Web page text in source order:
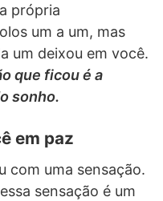
própria
um a um, mas
um deixou em você.
que ficou é a
sonho.
em paz
com uma sensação.
sensação é um